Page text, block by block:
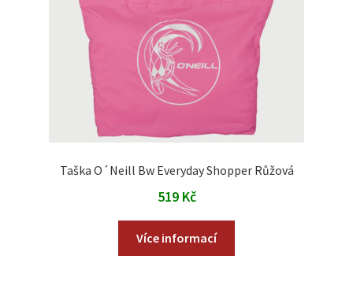
Taška O´Neill Bw Everyday Shopper Růžová
519 Kč
Více informací